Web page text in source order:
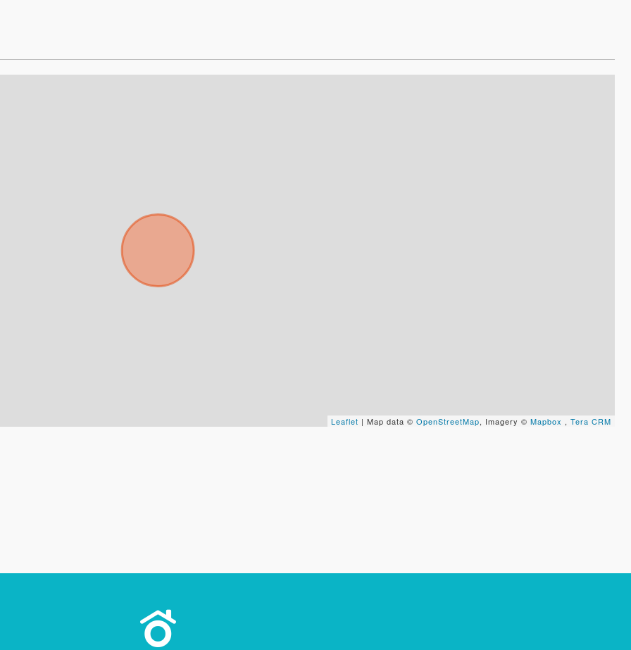
Leaflet | Map data © OpenStreetMap, Imagery © Mapbox , Tera CRM
Buscamos darte la mejor experiencia.
Con estos datos podemos responderte mejor y más rápido.